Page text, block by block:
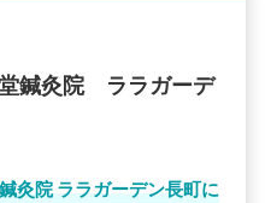
鍼灸院 ララガーデ
灸院 ララガーデン長町に